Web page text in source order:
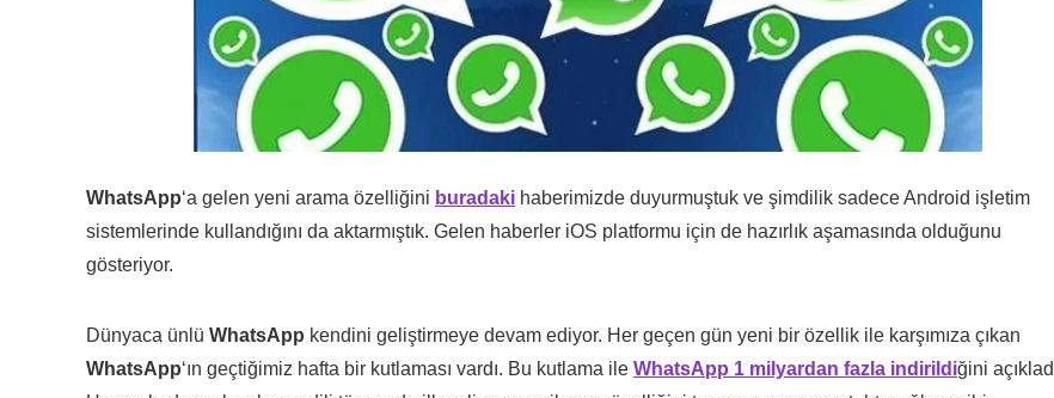
WhatsApp‘a gelen yeni arama özelliğini buradaki haberimizde duyurmuştuk ve şimdilik sadece Android işletim
sistemlerinde kullandığını da aktarmıştık. Gelen haberler iOS platformu için de hazırlık aşamasında olduğunu
gösteriyor.
Dünyaca ünlü WhatsApp kendini geliştirmeye devam ediyor. Her geçen gün yeni bir özellik ile karşımıza çıkan
WhatsApp‘ın geçtiğimiz hafta bir kutlaması vardı. Bu kutlama ile WhatsApp 1 milyardan fazla indirildiğini